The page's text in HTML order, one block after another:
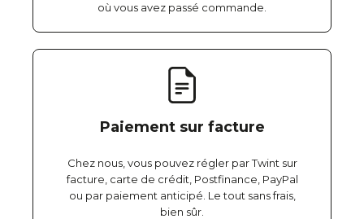
où vous avez passé commande.
Paiement sur facture
Chez nous, vous pouvez régler par Twint sur
facture, carte de crédit, Postfinance, PayPal
ou par paiement anticipé. Le tout sans frais,
bien sûr.